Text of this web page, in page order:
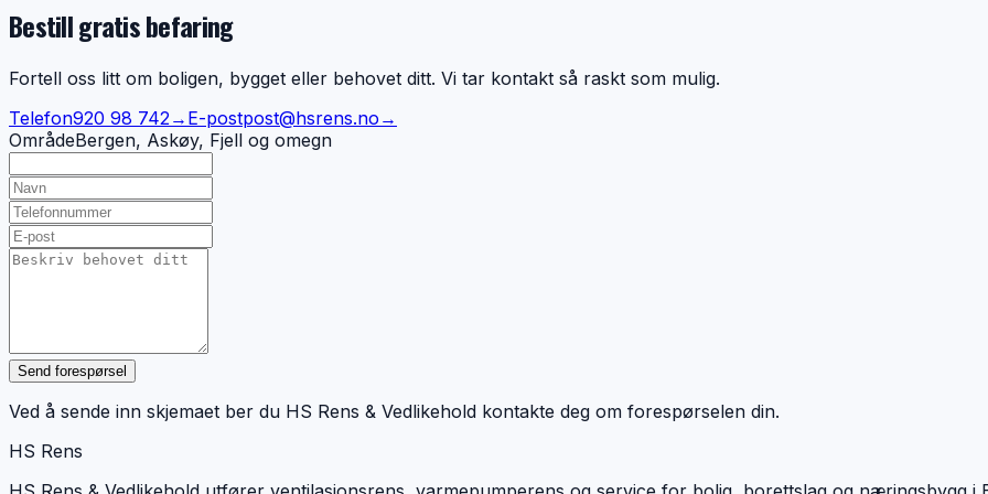
Bestill gratis befaring
Fortell oss litt om boligen, bygget eller behovet ditt. Vi tar kontakt så raskt som mulig.
Telefon920 98 742 → E-postpost@hsrens.no →
OmrådeBergen, Askøy, Fjell og omegn
Send forespørsel
Ved å sende inn skjemaet ber du HS Rens & Vedlikehold kontakte deg om forespørselen din.
HS Rens